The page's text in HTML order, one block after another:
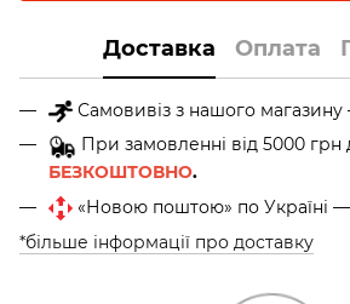
Доставка Оплата
Самовивіз з нашого
При замовленні від 5000 грн
БЕЗКОШТОВНО.
«Новою поштою» по Україні —
*більше інформації про доставку